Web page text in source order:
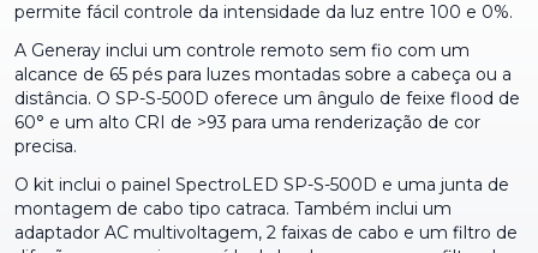
permite fácil controle da intensidade da luz entre 100 e 0%.
A Generay inclui um controle remoto sem fio com um
alcance de 65 pés para luzes montadas sobre a cabeça ou a
distância. O SP-S-500D oferece um ângulo de feixe flood de
60° e um alto CRI de >93 para uma renderização de cor
precisa.
O kit inclui o painel SpectroLED SP-S-500D e uma junta de
montagem de cabo tipo catraca. Também inclui um
adaptador AC multivoltagem, 2 faixas de cabo e um filtro de